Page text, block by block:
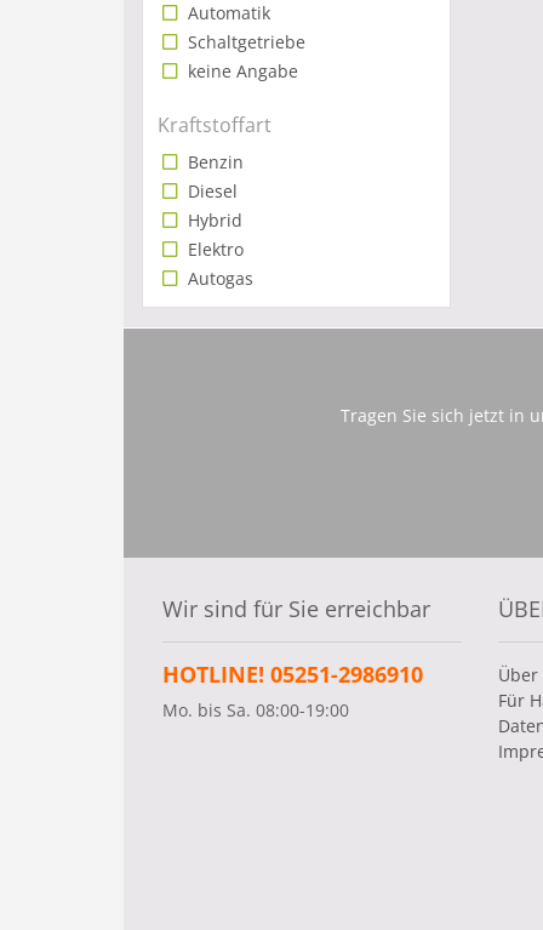
Automatik
Schaltgetriebe
keine Angabe
Kraftstoffart
Benzin
Diesel
Hybrid
Elektro
Autogas
Tragen Sie sich jetzt in
Wir sind für Sie erreichbar
HOTLINE! 05251-2986910
Mo. bis Sa. 08:00-19:00
Über
Für